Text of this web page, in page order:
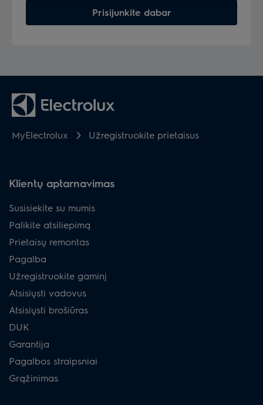
Prisijunkite dabar
MyElectrolux Užregistruokite prietaisus
Klientų aptarnavimas
Susisiekite su mumis
Palikite atsiliepimą
Prietaisų remontas
Pagalba
Užregistruokite gaminį
Atsisiųsti vadovus
Atsisiųsti brošiūras
DUK
Garantija
Pagalbos straipsniai
Grąžinimas